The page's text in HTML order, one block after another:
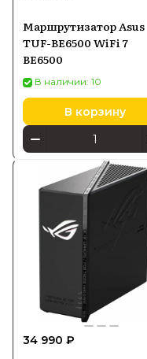
Маршрутизатор Asus
TUF-BE6500 WiFi 7
BE6500
В наличии: 10
В корзину
34 990 ₽